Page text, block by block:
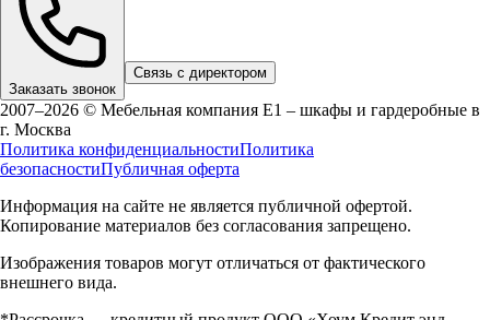
Заказать звонок
Связь с директором
2007–2026 © Мебельная компания Е1 – шкафы и гардеробные в
г. Москва
Политика конфиденциальностиПолитика
безопасностиПубличная оферта
Информация на сайте не является публичной офертой.
Копирование материалов без согласования запрещено.
Изображения товаров могут отличаться от фактического
внешнего вида.